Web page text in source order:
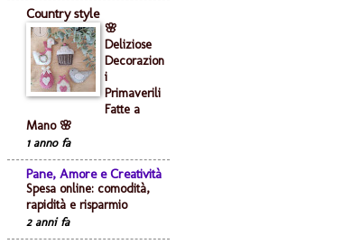
Country style
🌸
Deliziose
Decorazion
i
Primaverili
Fatte a
Mano 🌸
1 anno fa
Pane, Amore e Creatività
Spesa online: comodità,
rapidità e risparmio
2 anni fa